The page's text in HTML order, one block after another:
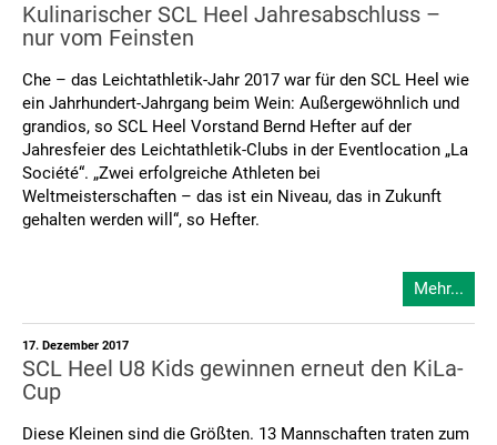
Kulinarischer SCL Heel Jahresabschluss –
nur vom Feinsten
Che – das Leichtathletik-Jahr 2017 war für den SCL Heel wie
ein Jahrhundert-Jahrgang beim Wein: Außergewöhnlich und
grandios, so SCL Heel Vorstand Bernd Hefter auf der
Jahresfeier des Leichtathletik-Clubs in der Eventlocation „La
Société“. „Zwei erfolgreiche Athleten bei
Weltmeisterschaften – das ist ein Niveau, das in Zukunft
gehalten werden will“, so Hefter.
Mehr...
17. Dezember 2017
SCL Heel U8 Kids gewinnen erneut den KiLa-
Cup
Diese Kleinen sind die Größten. 13 Mannschaften traten zum